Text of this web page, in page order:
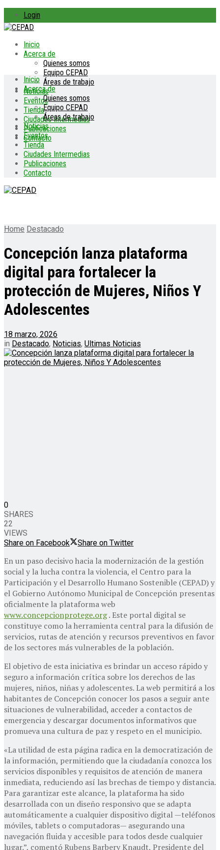
Login
Inicio
Acerca de
Quienes somos
Equipo CEPAD
Áreas de trabajo
Noticias
Eventos
Tienda
Ciudades Intermedias
Publicaciones
Contacto
Inicio
Acerca de
Quienes somos
Equipo CEPAD
Áreas de trabajo
Noticias
Eventos
Tienda
Ciudades Intermedias
Publicaciones
Contacto
Home Destacado
Concepción lanza plataforma
digital para fortalecer la
protección de Mujeres, Niños Y
Adolescentes
18 marzo, 2026
in Destacado, Noticias, Ultimas Noticias
0
SHARES
22
VIEWS
Share on Facebook
Share on Twitter
En un paso decisivo hacia la modernización de la gestión
social y la lucha contra la violencia, el Centro para la
Participación y el Desarrollo Humano Sostenible (CEPAD) y
el Gobierno Autónomo Municipal de Concepción presentas
oficialmente la plataforma web
www.concepcionprotege.org. Este portal digital se
constituye como la herramienta central para la difusión de
servicios, rutas de atención y recursos preventivos en favor
de los sectores más vulnerables de la población.
El objetivo de esta iniciativa es brindar un acceso rápido y
seguro a información crítica sobre los derechos de las
mujeres, niños, niñas y adolescentes. La web permitirá a los
habitantes de Concepción conocer los pasos a seguir ante
situaciones de vulnerabilidad, acceder a contactos de
emergencia y descargar documentos informativos que
promueva una cultura de paz y respeto en el municipio.
«La utilidad de esta página radica en la democratización de
la información, permitiendo que la ciudadanía conozca los
servicios disponibles y requisitos de atención de manera
inmediata, reduciendo así las brechas de tiempo y distancia.
Para garantizar este alcance, la plataforma ha sido
desarrollada con un diseño responsivo que se adapta
automáticamente a cualquier dispositivo digital —teléfonos
móviles, tablets o computadoras— asegurando una
navegación fluida y accesible para todos desde cualquier
lugar.”, comentó Rubens Barbery Knaudt, Presidente del